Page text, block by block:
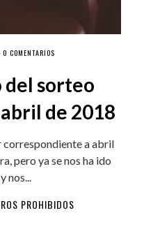
0 COMENTARIOS
del sorteo
de 2018
correspondiente a abril
pero ya se nos ha ido
nos...
PROHIBIDOS